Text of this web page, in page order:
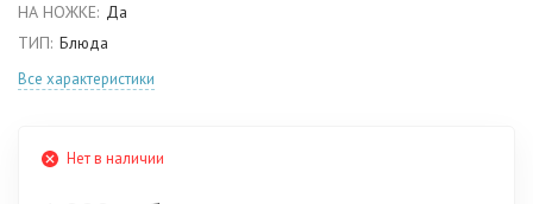
НА НОЖКЕ: Да
ТИП: Блюда
Все характеристики
Нет в наличии